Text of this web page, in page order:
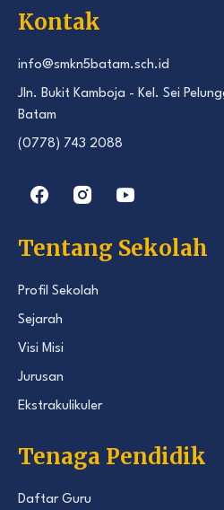
Kontak
info@smkn5batam.sch.id
Jln. Bukit Kamboja - Kel. Sei
Batam
(0778) 743 2088
Tentang Sekolah
Profil Sekolah
Sejarah
Visi Misi
Jurusan
Ekstrakulikuler
Tenaga Pendidik
Daftar Guru